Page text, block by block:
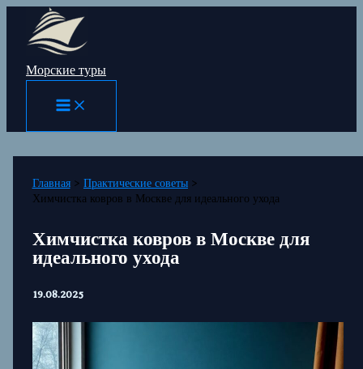
Перейти
содержимому
Морские туры
Главная
Практические советы
Химчистка ковров в Москве для идеального ухода
Химчистка ковров в Москве для
идеального ухода
19.08.2025